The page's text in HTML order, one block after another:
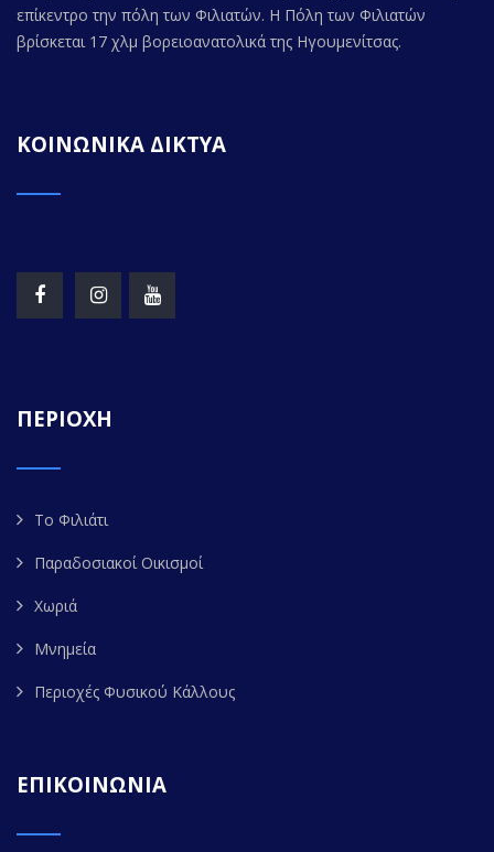
επίκεντρο την πόλη των Φιλιατών. Η Πόλη των Φιλιατών
βρίσκεται 17 χλμ βορειοανατολικά της Ηγουμενίτσας.
ΚΟΙΝΩΝΙΚΑ ΔΙΚΤΥΑ
ΠΕΡΙΟΧΗ
Το Φιλιάτι
Παραδοσιακοί Οικισμοί
Χωριά
Μνημεία
Περιοχές Φυσικού Κάλλους
ΕΠΙΚΟΙΝΩΝΙΑ